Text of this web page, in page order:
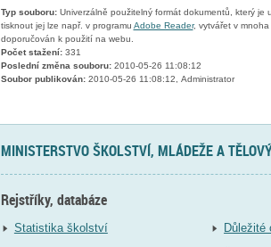
Typ souboru:Univerzálně použitelný formát dokumentů, který je
tisknout jej lze např. v programu Adobe Reader, vytvářet v
doporučován k použití na webu.
Počet stažení:331
Poslední změna souboru:2010-05-26 11:08:12
Soubor publikován:2010-05-26 11:08:12, Administrator
MINISTERSTVO ŠKOLSTVÍ, MLÁDEŽE A
Rejstříky, databáze
Statistika školství
Důležité